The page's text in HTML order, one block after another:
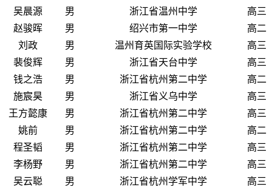
吴晨源
男 浙江省温州中学
高三
赵骏晖
男 绍兴市第一中学
高二
刘政
男 温州育英国际实验学校
高三
裴俊辉
男 浙江省天台中学
高三
钱之浩
男 浙江省杭州第二中学
高二
施宸昊
男 浙江省义乌中学
高三
王方懿康
男 浙江省杭州第二中学
高三
姚前
男 浙江省杭州第二中学
高二
程圣韬
男 浙江省杭州第二中学
高三
李杨野
男 浙江省杭州第二中学
高三
吴云聪
男 浙江省杭州学军中学
高三